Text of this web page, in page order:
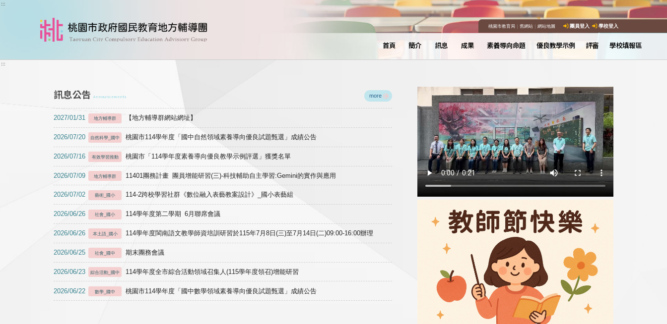
跳到主要內容
:::
桃園市教育局｜ 舊網站｜ 網站地圖 團員登入 學校登入
首頁 簡介 訊息 成果 素養導向命題 優良教學示例 評審 學校填報區
:::
訊息公告 Announcements more
2027/01/31 地方輔導群 【地方輔導群網站網址】
2026/07/20 自然科學_國中 桃園市114學年度「國中自然領域素養導向優良試題甄選」成績公告
2026/07/16 有效學習推動 桃園市「114學年度素養導向優良教學示例評選」獲獎名單
2026/07/09 地方輔導群 11401團務計畫 團員增能研習(三)-科技輔助自主學習:Gemini的實作與應用
2026/07/02 藝術_國小 114-2跨校學習社群《數位融入表藝教案設計》_國小表藝組
2026/06/26 社會_國小 114學年度第二學期 6月聯席會議
2026/06/26 本土語_國小 114學年度閩南語文教學師資培訓研習於115年7月8日(三)至7月14日(二)09:00-16:00辦理
2026/06/25 社會_國中 期末團務會議
2026/06/23 綜合活動_國中 114學年度全市綜合活動領域召集人(115學年度領召)增能研習
2026/06/22 數學_國中 桃園市114學年度「國中數學領域素養導向優良試題甄選」成績公告